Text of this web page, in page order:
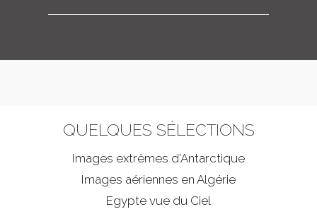
QUELQUES SÉLECTIONS
Images extrêmes d'Antarctique
Images aériennes en Algérie
Egypte vue du Ciel